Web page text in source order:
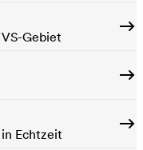
Gebiet
Echtzeit